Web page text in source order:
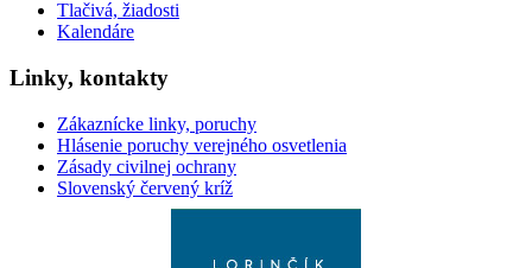
Tlačivá, žiadosti
Kalendáre
Linky, kontakty
Zákaznícke linky, poruchy
Hlásenie poruchy verejného osvetlenia
Zásady civilnej ochrany
Slovenský červený kríž